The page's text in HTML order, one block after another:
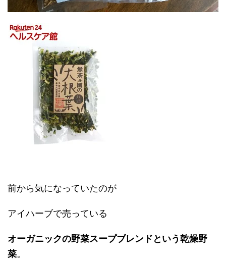
前から気になっていたのが
アイハーブで売っている
オーガニックの野菜スープブレンドという乾燥野
菜。